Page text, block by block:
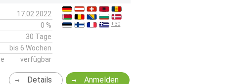
17.02.2022
0 %
30 Tage
bis 6 Wochen
verfügbar
+30
Anmelden
Details